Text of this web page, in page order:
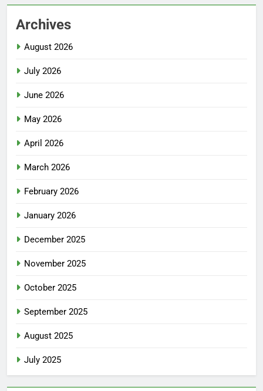
Archives
August 2026
July 2026
June 2026
May 2026
April 2026
March 2026
February 2026
January 2026
December 2025
November 2025
October 2025
September 2025
August 2025
July 2025